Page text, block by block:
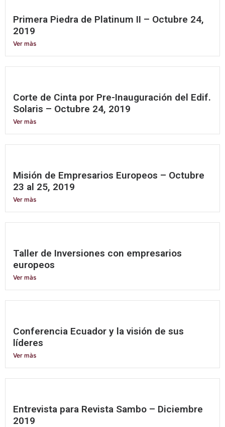
Primera Piedra de Platinum II – Octubre 24,
2019
Ver màs
Corte de Cinta por Pre-Inauguración del Edif.
Solaris – Octubre 24, 2019
Ver màs
Misión de Empresarios Europeos – Octubre
23 al 25, 2019
Ver màs
Taller de Inversiones con empresarios
europeos
Ver màs
Conferencia Ecuador y la visión de sus
líderes
Ver màs
Entrevista para Revista Sambo – Diciembre
2019